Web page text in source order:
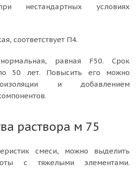
нестандартных условиях
соответствует П4.
нормальная, равная F50. Срок
50 лет. Повысить его можно
и добавлением
раствора м 75
смеси, можно выделить
с тяжелыми элементами.